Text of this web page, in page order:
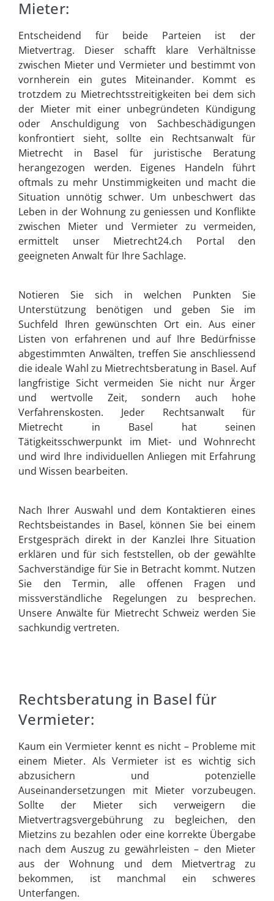
Mieter:
Entscheidend für beide Parteien ist der
Mietvertrag. Dieser schafft klare Verhältnisse
zwischen Mieter und Vermieter und bestimmt von
vornherein ein gutes Miteinander. Kommt es
trotzdem zu Mietrechtsstreitigkeiten bei dem sich
der Mieter mit einer unbegründeten Kündigung
oder Anschuldigung von Sachbeschädigungen
konfrontiert sieht, sollte ein Rechtsanwalt für
Mietrecht in Basel für juristische Beratung
herangezogen werden. Eigenes Handeln führt
oftmals zu mehr Unstimmigkeiten und macht die
Situation unnötig schwer. Um unbeschwert das
Leben in der Wohnung zu geniessen und Konflikte
zwischen Mieter und Vermieter zu vermeiden,
ermittelt unser Mietrecht24.ch Portal den
geeigneten Anwalt für Ihre Sachlage.
Notieren Sie sich in welchen Punkten Sie
Unterstützung benötigen und geben Sie im
Suchfeld Ihren gewünschten Ort ein. Aus einer
Listen von erfahrenen und auf Ihre Bedürfnisse
abgestimmten Anwälten, treffen Sie anschliessend
die ideale Wahl zu Mietrechtsberatung in Basel. Auf
langfristige Sicht vermeiden Sie nicht nur Ärger
und wertvolle Zeit, sondern auch hohe
Verfahrenskosten. Jeder Rechtsanwalt für
Mietrecht in Basel hat seinen
Tätigkeitsschwerpunkt im Miet- und Wohnrecht
und wird Ihre individuellen Anliegen mit Erfahrung
und Wissen bearbeiten.
Nach Ihrer Auswahl und dem Kontaktieren eines
Rechtsbeistandes in Basel, können Sie bei einem
Erstgespräch direkt in der Kanzlei Ihre Situation
erklären und für sich feststellen, ob der gewählte
Sachverständige für Sie in Betracht kommt. Nutzen
Sie den Termin, alle offenen Fragen und
missverständliche Regelungen zu besprechen.
Unsere Anwälte für Mietrecht Schweiz werden Sie
sachkundig vertreten.
Rechtsberatung in Basel für
Vermieter:
Kaum ein Vermieter kennt es nicht – Probleme mit
einem Mieter. Als Vermieter ist es wichtig sich
abzusichern und potenzielle
Auseinandersetzungen mit Mieter vorzubeugen.
Sollte der Mieter sich verweigern die
Mietvertragsvergebührung zu begleichen, den
Mietzins zu bezahlen oder eine korrekte Übergabe
nach dem Auszug zu gewährleisten – den Mieter
aus der Wohnung und dem Mietvertrag zu
bekommen, ist manchmal ein schweres
Unterfangen.